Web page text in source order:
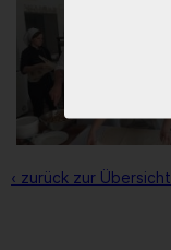
‹ zurück zur Übersicht